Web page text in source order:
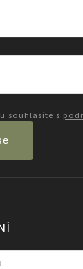
souhlasíte s